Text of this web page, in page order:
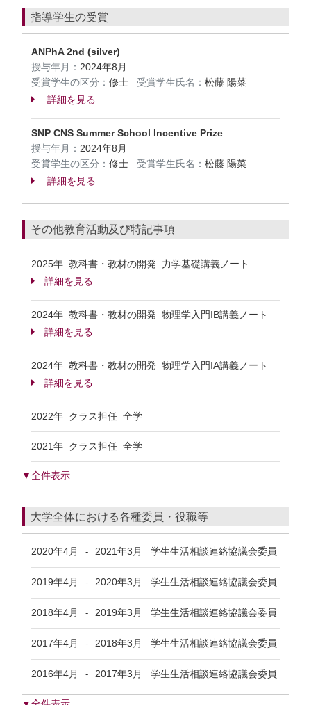
指導学生の受賞
ANPhA 2nd (silver)
授与年月： 2024年8月
受賞学生の区分： 修士 受賞学生氏名： 松藤 陽菜
詳細を見る
SNP CNS Summer School Incentive Prize
授与年月： 2024年8月
受賞学生の区分： 修士 受賞学生氏名： 松藤 陽菜
詳細を見る
その他教育活動及び特記事項
2025年 教科書・教材の開発 力学基礎講義ノート
詳細を見る
2024年 教科書・教材の開発 物理学入門IB講義ノート
詳細を見る
2024年 教科書・教材の開発 物理学入門IA講義ノート
詳細を見る
2022年 クラス担任 全学
2021年 クラス担任 全学
▼全件表示
大学全体における各種委員・役職等
2020年4月 - 2021年3月 学生生活相談連絡協議会委員
2019年4月 - 2020年3月 学生生活相談連絡協議会委員
2018年4月 - 2019年3月 学生生活相談連絡協議会委員
2017年4月 - 2018年3月 学生生活相談連絡協議会委員
2016年4月 - 2017年3月 学生生活相談連絡協議会委員